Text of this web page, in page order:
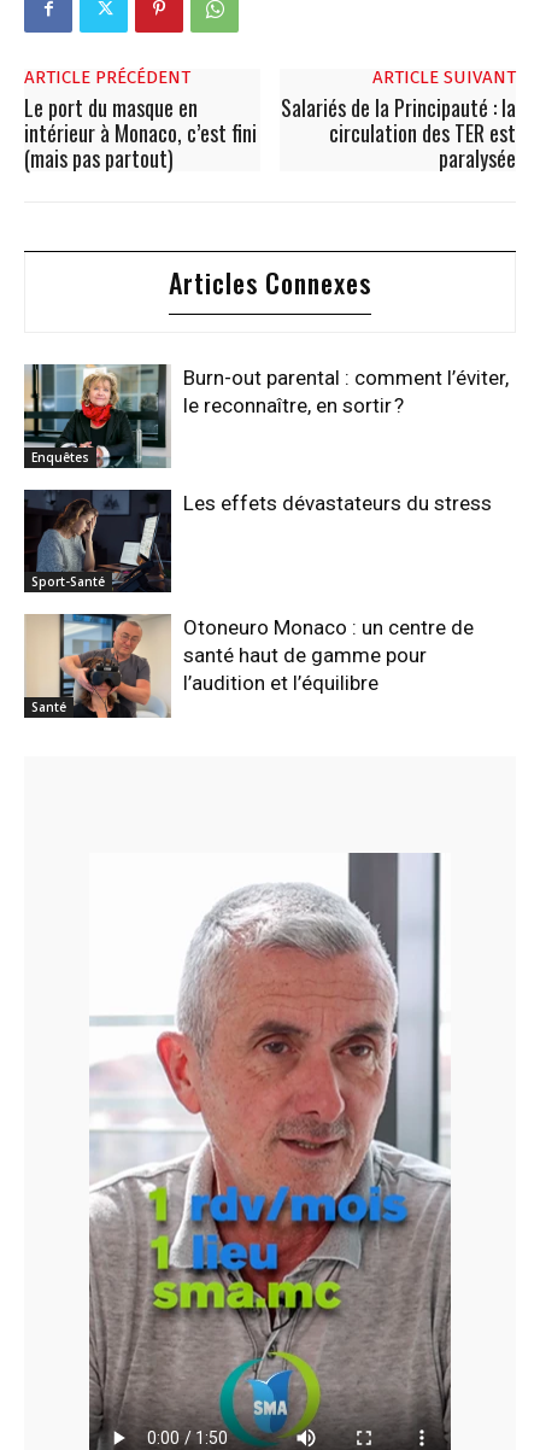
ARTICLE PRÉCÉDENT
Le port du masque en
intérieur à Monaco, c’est fini
(mais pas partout)
ARTICLE SUIVANT
Salariés de la Principauté : la
circulation des TER est
paralysée
Articles Connexes
Enquêtes
Burn-out parental : comment l’éviter,
le reconnaître, en sortir ?
Sport-Santé
Les effets dévastateurs du stress
Santé
Otoneuro Monaco : un centre de
santé haut de gamme pour
l’audition et l’équilibre